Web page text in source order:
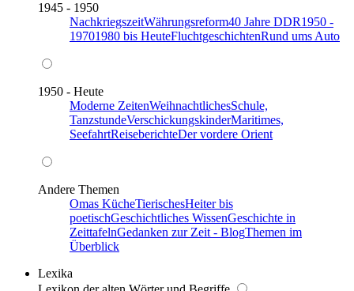
1945 - 1950
NachkriegszeitWährungsreform40 Jahre DDR1950 -
19701980 bis HeuteFluchtgeschichtenRund ums Auto
1950 - Heute
Moderne ZeitenWeihnachtlichesSchule,
TanzstundeVerschickungskinderMaritimes,
SeefahrtReiseberichteDer vordere Orient
Andere Themen
Omas KücheTierischesHeiter bis
poetischGeschichtliches WissenGeschichte in
ZeittafelnGedanken zur Zeit - BlogThemen im
Überblick
Lexika